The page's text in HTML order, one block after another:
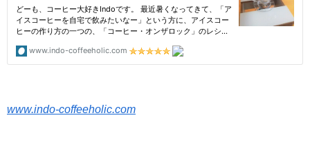
www.indo-coffeeholic.com